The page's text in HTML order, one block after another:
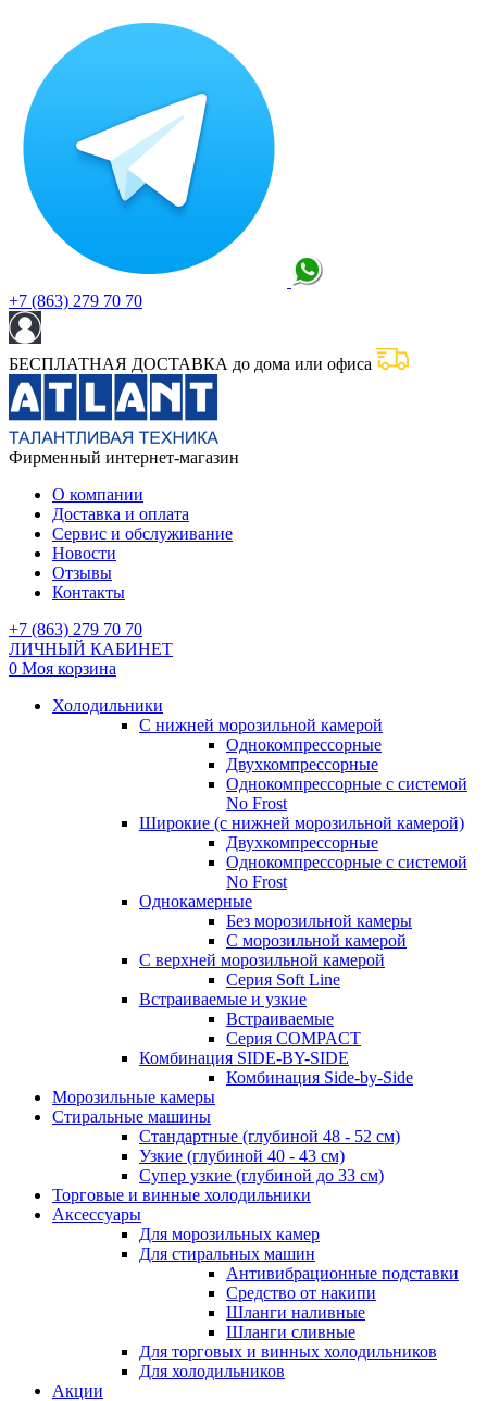
+7 (863) 279 70 70
БЕСПЛАТНАЯ ДОСТАВКА до дома или офиса
Фирменный интернет-магазин
О компании
Доставка и оплата
Сервис и обслуживание
Новости
Отзывы
Контакты
+7 (863) 279 70 70
ЛИЧНЫЙ КАБИНЕТ
0 Моя корзина
Холодильники
С нижней морозильной камерой
Однокомпрессорные
Двухкомпрессорные
Однокомпрессорные с системой
No Frost
Широкие (с нижней морозильной камерой)
Двухкомпрессорные
Однокомпрессорные с системой
No Frost
Однокамерные
Без морозильной камеры
С морозильной камерой
С верхней морозильной камерой
Серия Soft Line
Встраиваемые и узкие
Встраиваемые
Серия СOMPACT
Комбинация SIDE-BY-SIDE
Комбинация Side-by-Side
Морозильные камеры
Стиральные машины
Стандартные (глубиной 48 - 52 см)
Узкие (глубиной 40 - 43 см)
Супер узкие (глубиной до 33 см)
Торговые и винные холодильники
Аксессуары
Для морозильных камер
Для стиральных машин
Антивибрационные подставки
Средство от накипи
Шланги наливные
Шланги сливные
Для торговых и винных холодильников
Для холодильников
Акции